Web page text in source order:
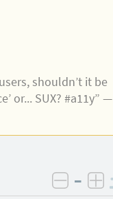
shouldn’t it be
or... SUX? #a11y” —
–